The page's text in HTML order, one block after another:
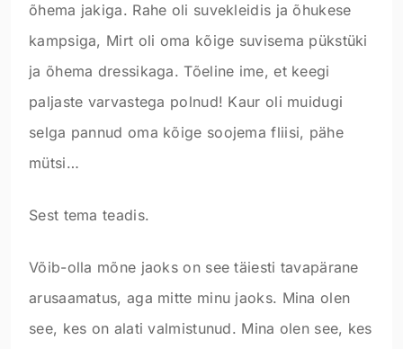
õhema jakiga. Rahe oli suvekleidis ja õhukese
kampsiga, Mirt oli oma kõige suvisema pükstüki
ja õhema dressikaga. Tõeline ime, et keegi
paljaste varvastega polnud! Kaur oli muidugi
selga pannud oma kõige soojema fliisi, pähe
mütsi…
Sest tema teadis.
Võib-olla mõne jaoks on see täiesti tavapärane
arusaamatus, aga mitte minu jaoks. Mina olen
see, kes on alati valmistunud. Mina olen see, kes